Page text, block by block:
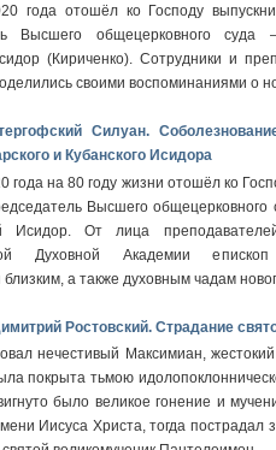
года отошёл ко Господу
Высшего общецерковного
(Кириченко). Сотрудники и
своими воспоминаниями о
Силуан.
и Кубанского Исидора
года на 80 году жизни отошёл ко
Высшего
Исидор. От лица
Духовной Академии
а также духовным чадам
Ростовский. Страдание
нечестивый Максимиан,
покрыта тьмою
было великое гонение и
Иисуса Христа, тогда пострадал